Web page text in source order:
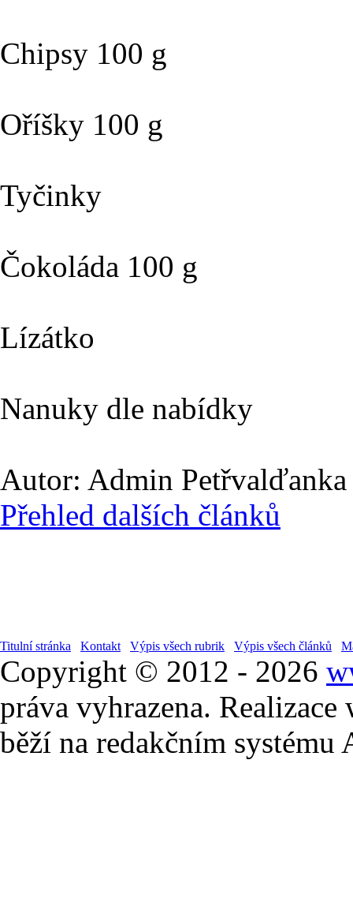
Chipsy
Oříšky
Čokoláda
Nanuky dle nabídky
Autor: Admin
Přehled dalších článků
Titulní stránka Kontakt Výpis všech rubrik Výpis všech článků
Copyright © 2012 - 2026
práva vyhrazena. Realizace
běží na redakčním systému